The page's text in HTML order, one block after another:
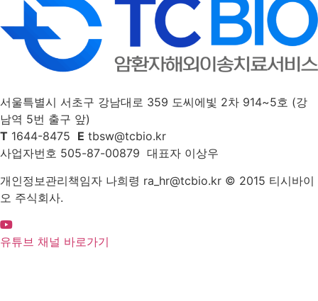
서울특별시 서초구 강남대로 359 도씨에빛 2차 914~5호 (강
남역 5번 출구 앞)
T 1644-8475 E tbsw@tcbio.kr
사업자번호 505-87-00879 대표자 이상우
개인정보관리책임자 나희령 ra_hr@tcbio.kr © 2015 티시바이
오 주식회사.
유튜브 채널 바로가기